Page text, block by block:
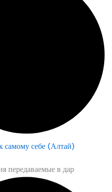
самому себе (Алтай)
передаваемые в дар